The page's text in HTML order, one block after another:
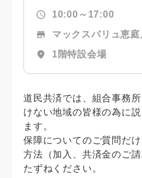
schedule 10:00～17:00
store マックスバリュ恵庭
location_on 1階特設会場
道民共済では、組合事務
けない地域の皆様の為に
ます。
保障についてのご質問だ
方法（加入、共済金のご
たずねください。